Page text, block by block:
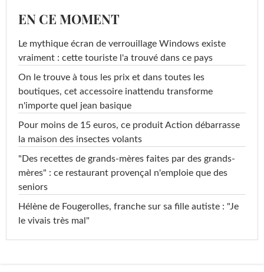
EN CE MOMENT
Le mythique écran de verrouillage Windows existe
vraiment : cette touriste l'a trouvé dans ce pays
On le trouve à tous les prix et dans toutes les
boutiques, cet accessoire inattendu transforme
n'importe quel jean basique
Pour moins de 15 euros, ce produit Action débarrasse
la maison des insectes volants
"Des recettes de grands-mères faites par des grands-
mères" : ce restaurant provençal n'emploie que des
seniors
Hélène de Fougerolles, franche sur sa fille autiste : "Je
le vivais très mal"